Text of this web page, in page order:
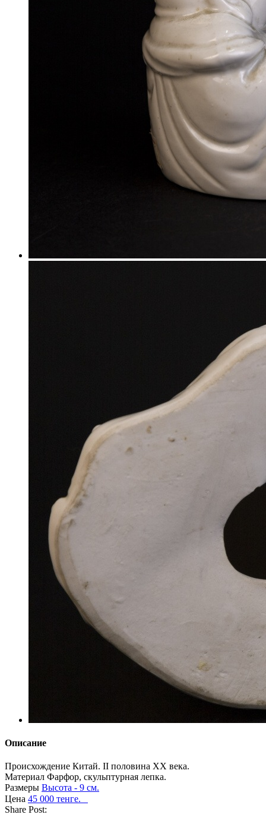
Описание
Происхождение Китай. II половина XX века.
Материал Фарфор, скульптурная лепка.
Размеры Высота - 9 см.
Цена 45 000 тенге.⠀
Share Post: